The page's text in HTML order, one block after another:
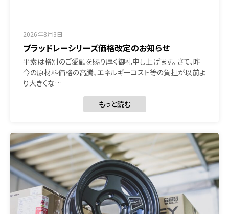
2026年8月3日
ブラッドレーシリーズ価格改定のお知らせ
平素は格別のご愛顧を賜り厚く御礼申し上げます。 さて、昨
今の原材料価格の高騰、エネルギーコスト等の負担が以前よ
り大きくな…
もっと読む